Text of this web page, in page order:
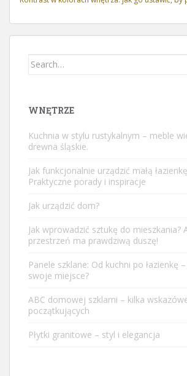
Search
WNĘTRZE
Kuchnia w stylu rustykalnym – meble
drewna śląskie.
Jak funkcjonalnie urządzić małą
Praktyczne porady i inspiracje
Jak urządzić dom?
Jak wprowadzić sztukę do mieszkania?
przestrzeń ma prawdziwą duszę!
Panele szklane: Od kuchni po łazienkę
swoje miejsce?
ABC domowej szklarni – kilka
początkujących
Płytki granitowe – styl i elegancja